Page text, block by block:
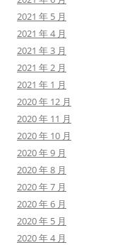
2021 年 5 月
2021 年 4 月
2021 年 3 月
2021 年 2 月
2021 年 1 月
2020 年 12 月
2020 年 11 月
2020 年 10 月
2020 年 9 月
2020 年 8 月
2020 年 7 月
2020 年 6 月
2020 年 5 月
2020 年 4 月